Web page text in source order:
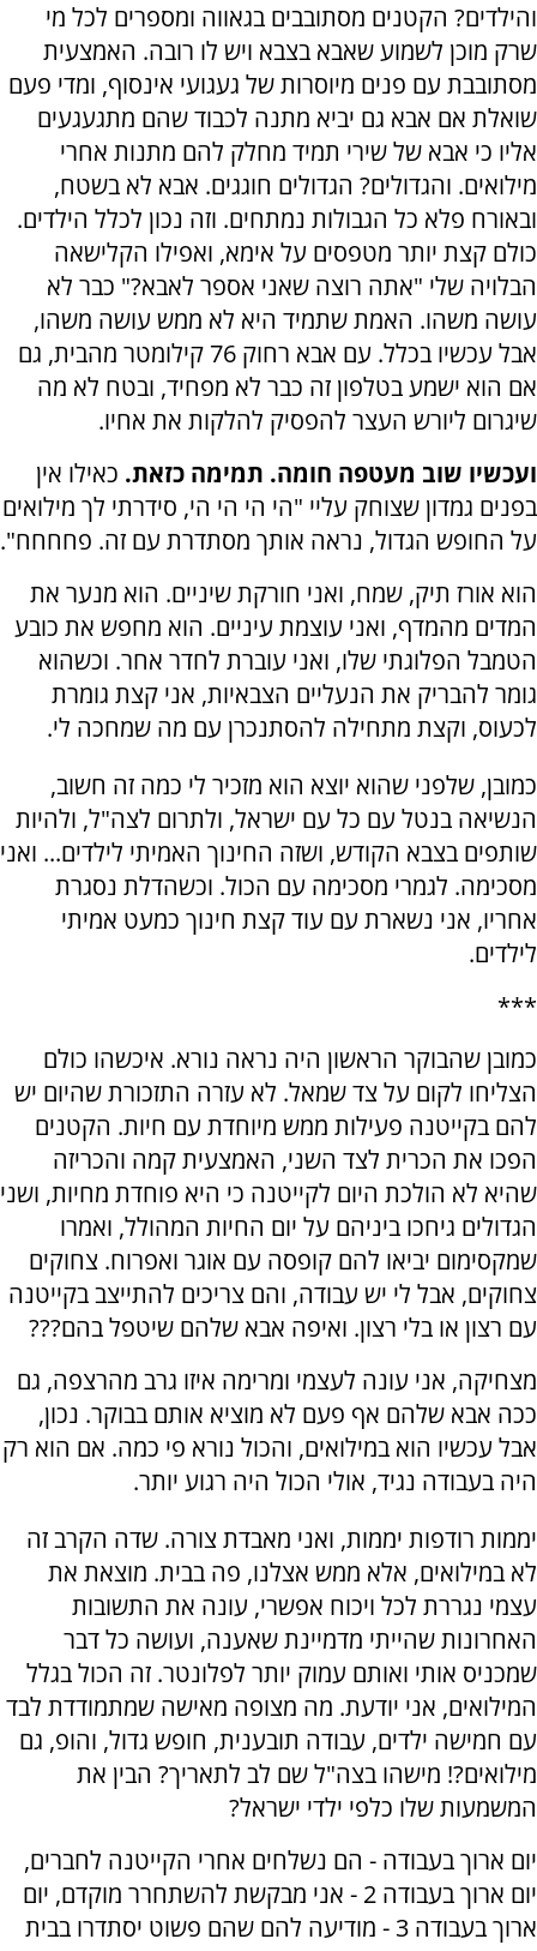
והילדים? הקטנים מסתובבים בגאווה ומספרים לכל מי
שרק מוכן לשמוע שאבא בצבא ויש לו רובה. האמצעית
מסתובבת עם פנים מיוסרות של געגועי אינסוף, ומדי פעם
שואלת אם אבא גם יביא מתנה לכבוד שהם מתגעגעים
אליו כי אבא של שירי תמיד מחלק להם מתנות אחרי
מילואים. והגדולים? הגדולים חוגגים. אבא לא בשטח,
ובאורח פלא כל הגבולות נמתחים. וזה נכון לכלל הילדים.
כולם קצת יותר מטפסים על אימא, ואפילו הקלישאה
הבלויה שלי "אתה רוצה שאני אספר לאבא?" כבר לא
עושה משהו. האמת שתמיד היא לא ממש עושה משהו,
אבל עכשיו בכלל. עם אבא רחוק 76 קילומטר מהבית, גם
אם הוא ישמע בטלפון זה כבר לא מפחיד, ובטח לא מה
שיגרום ליורש העצר להפסיק להלקות את אחיו.
ועכשיו שוב מעטפה חומה. תמימה כזאת. כאילו אין
בפנים גמדון שצוחק עליי "הי הי הי הי, סידרתי לך מילואים
על החופש הגדול, נראה אותך מסתדרת עם זה. פחחחח".
הוא אורז תיק, שמח, ואני חורקת שיניים. הוא מנער את
המדים מהמדף, ואני עוצמת עיניים. הוא מחפש את כובע
הטמבל הפלוגתי שלו, ואני עוברת לחדר אחר. וכשהוא
גומר להבריק את הנעליים הצבאיות, אני קצת גומרת
לכעוס, וקצת מתחילה להסתנכרן עם מה שמחכה לי.
כמובן, שלפני שהוא יוצא הוא מזכיר לי כמה זה חשוב,
הנשיאה בנטל עם כל עם ישראל, ולתרום לצה"ל, ולהיות
שותפים בצבא הקודש, ושזה החינוך האמיתי לילדים... ואני
מסכימה. לגמרי מסכימה עם הכול. וכשהדלת נסגרת
אחריו, אני נשארת עם עוד קצת חינוך כמעט אמיתי
לילדים.
***
כמובן שהבוקר הראשון היה נראה נורא. איכשהו כולם
הצליחו לקום על צד שמאל. לא עזרה התזכורת שהיום יש
להם בקייטנה פעילות ממש מיוחדת עם חיות. הקטנים
הפכו את הכרית לצד השני, האמצעית קמה והכריזה
שהיא לא הולכת היום לקייטנה כי היא פוחדת מחיות, ושני
הגדולים גיחכו ביניהם על יום החיות המהולל, ואמרו
שמקסימום יביאו להם קופסה עם אוגר ואפרוח. צחוקים
צחוקים, אבל לי יש עבודה, והם צריכים להתייצב בקייטנה
עם רצון או בלי רצון. ואיפה אבא שלהם שיטפל בהם???
מצחיקה, אני עונה לעצמי ומרימה איזו גרב מהרצפה, גם
ככה אבא שלהם אף פעם לא מוציא אותם בבוקר. נכון,
אבל עכשיו הוא במילואים, והכול נורא פי כמה. אם הוא רק
היה בעבודה נגיד, אולי הכול היה רגוע יותר.
יממות רודפות יממות, ואני מאבדת צורה. שדה הקרב זה
לא במילואים, אלא ממש אצלנו, פה בבית. מוצאת את
עצמי נגררת לכל ויכוח אפשרי, עונה את התשובות
האחרונות שהייתי מדמיינת שאענה, ועושה כל דבר
שמכניס אותי ואותם עמוק יותר לפלונטר. זה הכול בגלל
המילואים, אני יודעת. מה מצופה מאישה שמתמודדת לבד
עם חמישה ילדים, עבודה תובענית, חופש גדול, והופ, גם
מילואים?! מישהו בצה"ל שם לב לתאריך? הבין את
המשמעות שלו כלפי ילדי ישראל?
יום ארוך בעבודה - הם נשלחים אחרי הקייטנה לחברים,
יום ארוך בעבודה 2 - אני מבקשת להשתחרר מוקדם, יום
ארוך בעבודה 3 - מודיעה להם שהם פשוט יסתדרו בבית